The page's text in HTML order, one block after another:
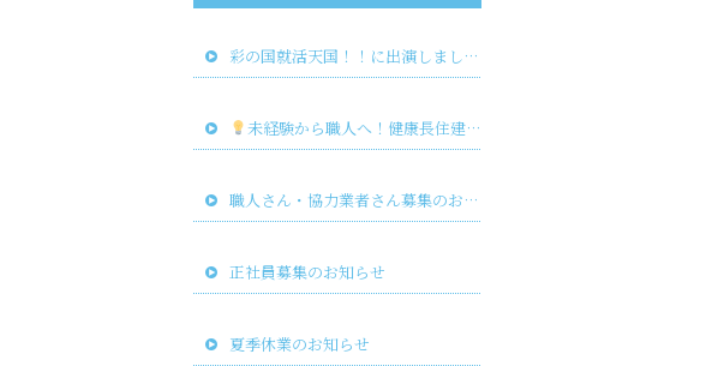
彩の国就活天国！！に出演しました！
未経験から職人へ！健康長住建物で新しいキャリアを築こう
職人さん・協力業者さん募集のお知らせ
正社員募集のお知らせ
夏季休業のお知らせ